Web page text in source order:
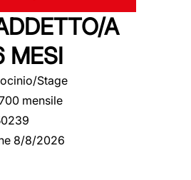
A
MESI
Stage
mensile
8/8/2026